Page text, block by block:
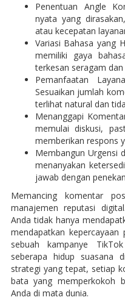
Penentuan Angle
nyata yang
atau kecepatan
Variasi Bahasa yang
memiliki gaya
terkesan seragam dan
Pemanfaatan
Sesuaikan jumlah
terlihat natural dan
Menanggapi
memulai diskusi,
memberikan respons
Membangun Urgensi
menanyakan
jawab dengan
Memancing komentar
manajemen reputasi
Anda tidak hanya
mendapatkan kepercayaan
sebuah kampanye
seberapa hidup suasana
strategi yang tepat, setiap
bata yang memperkokoh
Anda di mata dunia.